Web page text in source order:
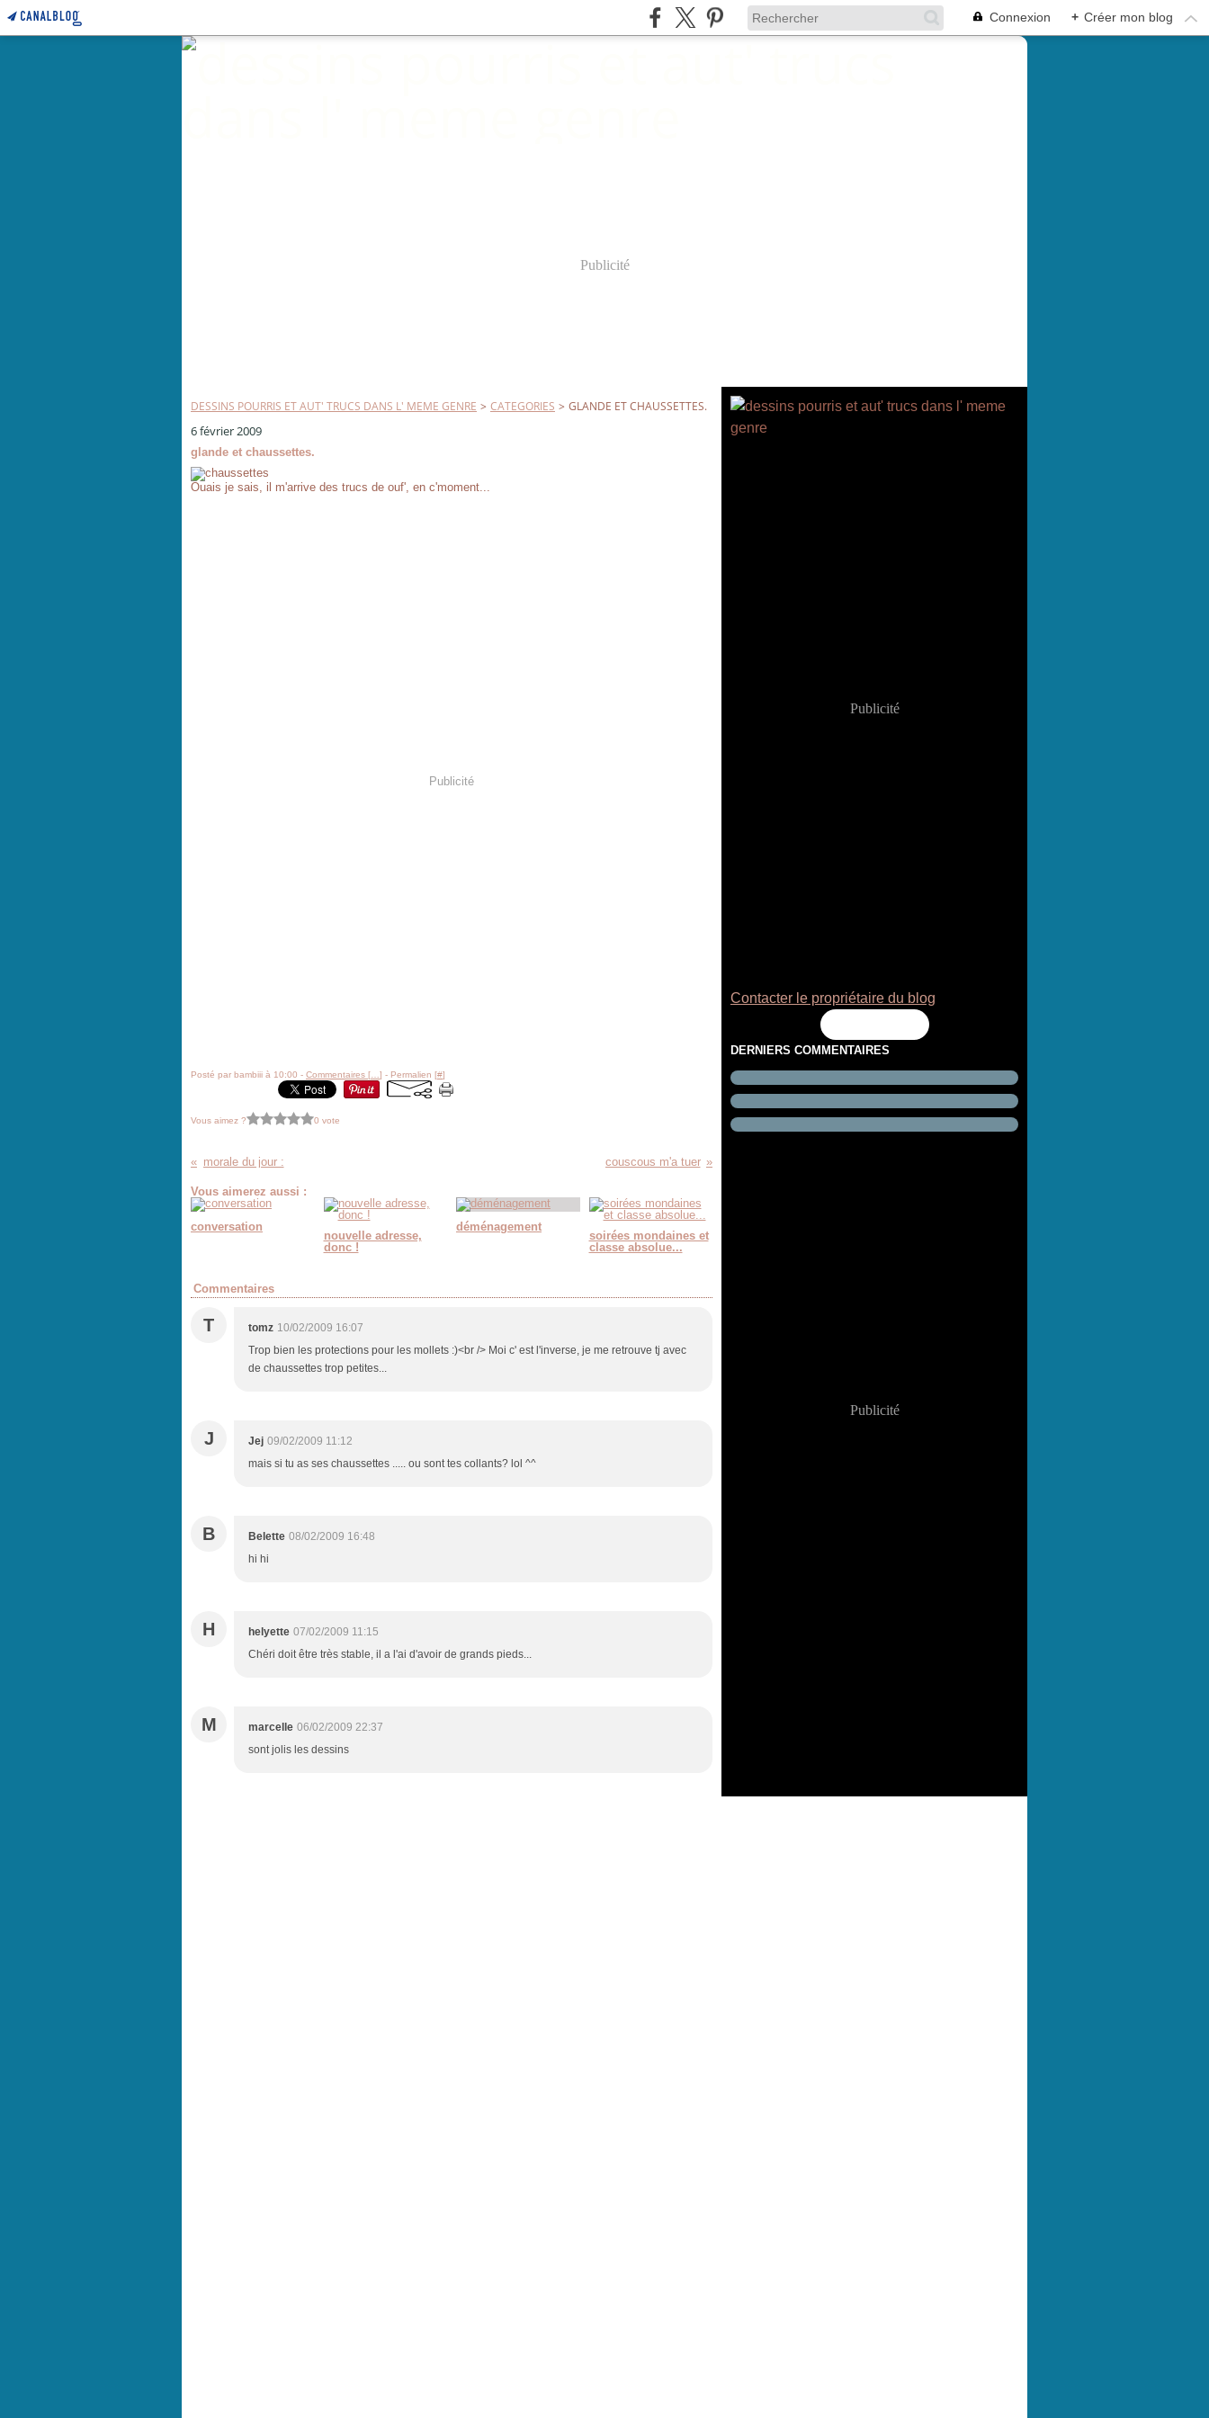
Connexion + Créer mon blog
Publicité
DESSINS POURRIS ET AUT' TRUCS DANS L' MEME GENRE > CATEGORIES > GLANDE ET CHAUSSETTES.
6 février 2009
glande et chaussettes.
Ouais je sais, il m'arrive des trucs de ouf', en c'moment...
Publicité
Posté par bambiii à 10:00 - Commentaires [ ] - Permalien [#]
Vous aimez ? 0 vote
morale du jour : couscous m'a tuer
Vous aimerez aussi :
conversation
nouvelle adresse,
donc !
déménagement
soirées mondaines et
classe absolue...
Commentaires
T tomz 10/02/2009 16:07
Trop bien les protections pour les mollets :)<br /> Moi c' est l'inverse, je me retrouve tj avec
de chaussettes trop petites...
J Jej 09/02/2009 11:12
mais si tu as ses chaussettes ..... ou sont tes collants? lol ^^
B Belette 08/02/2009 16:48
hi hi
H helyette 07/02/2009 11:15
Chéri doit être très stable, il a l'ai d'avoir de grands pieds...
M marcelle 06/02/2009 22:37
sont jolis les dessins
Publicité
Contacter le propriétaire du blog
DERNIERS COMMENTAIRES
Publicité